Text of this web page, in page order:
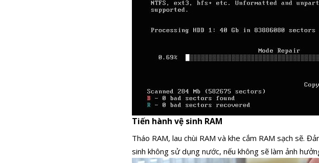
Tiến hành vệ sinh RAM
Tháo RAM, lau chùi RAM và khe cắm RAM sạch sẽ.
sinh không sử dụng nước, nếu không sẽ làm ảnh